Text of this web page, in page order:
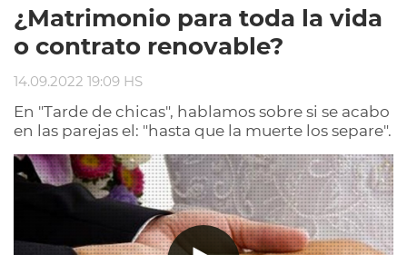
¿Matrimonio para toda la vida
o contrato renovable?
14.09.2022 19:09 HS
En "Tarde de chicas", hablamos sobre si se acabo
en las parejas el: "hasta que la muerte los separe".